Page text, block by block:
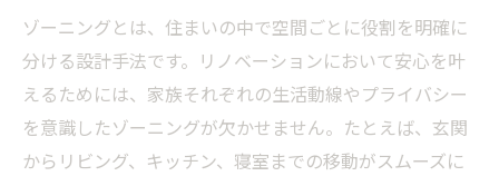
ゾーニングとは、住まいの中で空間ごとに役割を明確に
分ける設計手法です。リノベーションにおいて安心を叶
えるためには、家族それぞれの生活動線やプライバシー
を意識したゾーニングが欠かせません。たとえば、玄関
からリビング、キッチン、寝室までの移動がスムーズに